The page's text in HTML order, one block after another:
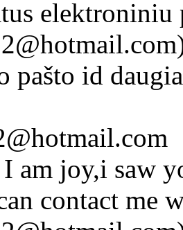
elektroniniu
pašto id
I am joy,i saw
contact me